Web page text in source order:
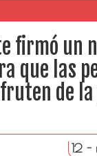
firmó un
que las
de la
12